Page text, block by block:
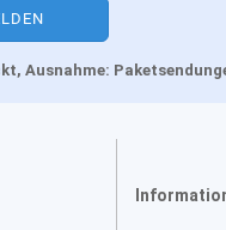
Ausnahme: